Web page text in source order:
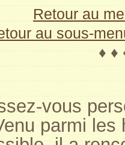
Retour au
au sous-
♦ ♦
vous
parmi